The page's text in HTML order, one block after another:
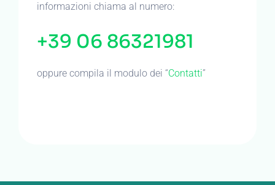
informazioni chiama al numero:
+39 06 86321981
oppure compila il modulo dei “Contatti”